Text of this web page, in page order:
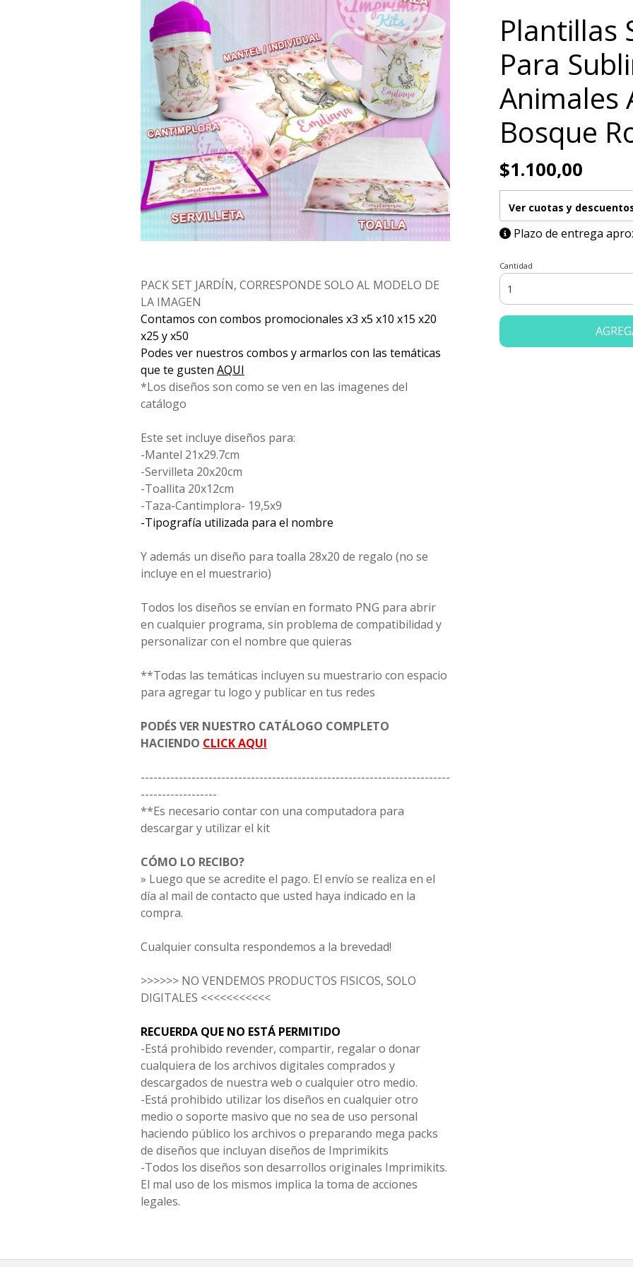
PACK SET JARDÍN, CORRESPONDE SOLO AL MODELO DE
LA IMAGEN
Contamos con combos promocionales x3 x5 x10 x15 x20
x25 y x50
Podes ver nuestros combos y armarlos con las temáticas
que te gusten AQUI
*Los diseños son como se ven en las imagenes del
catálogo
Este set incluye diseños para:
-Mantel 21x29.7cm
-Servilleta 20x20cm
-Toallita 20x12cm
-Taza-Cantimplora- 19,5x9
-Tipografía utilizada para el nombre
Y además un diseño para toalla 28x20 de regalo (no se
incluye en el muestrario)
Todos los diseños se envían en formato PNG para abrir
en cualquier programa, sin problema de compatibilidad y
personalizar con el nombre que quieras
**Todas las temáticas incluyen su muestrario con espacio
para agregar tu logo y publicar en tus redes
PODÉS VER NUESTRO CATÁLOGO COMPLETO
HACIENDO CLICK AQUI
-------------------------------------------------------------------------
------------------
**Es necesario contar con una computadora para
descargar y utilizar el kit
CÓMO LO RECIBO?
» Luego que se acredite el pago. El envío se realiza en el
día al mail de contacto que usted haya indicado en la
compra.
Cualquier consulta respondemos a la brevedad!
>>>>>> NO VENDEMOS PRODUCTOS FISICOS, SOLO
DIGITALES <<<<<<<<<<<
RECUERDA QUE NO ESTÁ PERMITIDO
-Está prohibido revender, compartir, regalar o donar
cualquiera de los archivos digitales comprados y
descargados de nuestra web o cualquier otro medio.
-Está prohibido utilizar los diseños en cualquier otro
medio o soporte masivo que no sea de uso personal
haciendo público los archivos o preparando mega packs
de diseños que incluyan diseños de Imprimikits
-Todos los diseños son desarrollos originales Imprimikits.
El mal uso de los mismos implica la toma de acciones
legales.
Plantillas
Para
Animales
Bosque
$1.100,00
Ver cuotas y
Plazo de entrega
Cantidad